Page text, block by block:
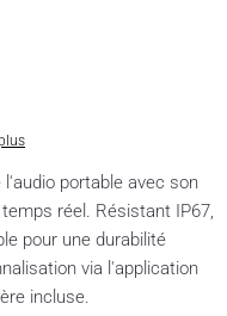
portable avec son
réel. Résistant IP67,
pour une durabilité
via l'application
incluse.